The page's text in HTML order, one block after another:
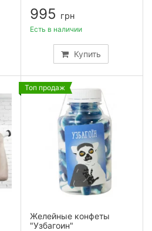
995 грн
Купить
Есть в наличии
Топ продаж
Желейные конфеты
"Узбагоин"